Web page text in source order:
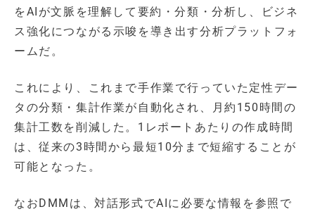
をAIが文脈を理解して要約・分類・分析し、ビジネ
ス強化につながる示唆を導き出す分析プラットフォ
ームだ。
これにより、これまで手作業で行っていた定性デー
タの分類・集計作業が自動化され、月約150時間の
集計工数を削減した。1レポートあたりの作成時間
は、従来の3時間から最短10分まで短縮することが
可能となった。
なおDMMは、対話形式でAIに必要な情報を参照で